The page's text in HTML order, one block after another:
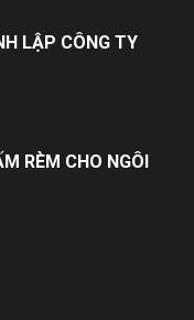
LẬP CÔNG TY
RÈM CHO NGÔI